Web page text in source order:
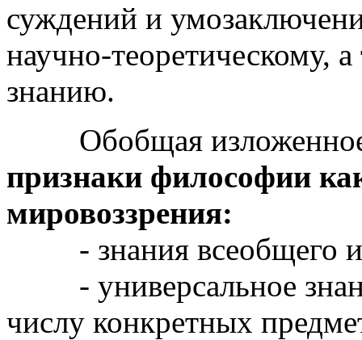
суждений и
научно-теоретическому,
знанию.
Обобщая
признаки философии
мировоззрения:
- знания всеобщего и
- универсальное
числу конкретных